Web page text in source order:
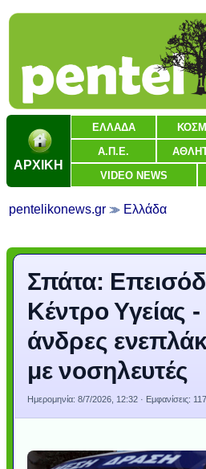
ΑΡΧΙΚΗ
ΕΛΛΑΔΑ
Α.Π.Ε.
VIDEO NEWS
pentelikonews.gr Ελλάδα
Σπάτα:
Κέντρο Υγείας -
άνδρες
με νοσηλευτές
Ημερομηνία: 8/7/2026, 12:32 · Εμφανίσεις: 117